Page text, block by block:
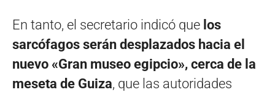
En tanto, el secretario indicó que los
sarcófagos serán desplazados hacia el
nuevo «Gran museo egipcio», cerca de la
meseta de Guiza, que las autoridades